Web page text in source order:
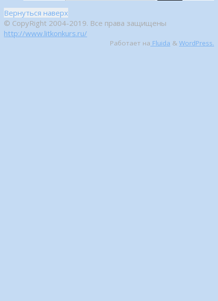
Вернуться наверх
© CopyRight 2004-2019. Все права защищены
http://www.litkonkurs.ru/
Работает на Fluida & WordPress.